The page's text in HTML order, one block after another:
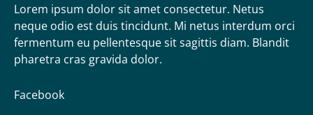
Lorem ipsum dolor sit amet consectetur. Netus
neque odio est duis tincidunt. Mi netus interdum orci
fermentum eu pellentesque sit sagittis diam. Blandit
pharetra cras gravida dolor.
Facebook